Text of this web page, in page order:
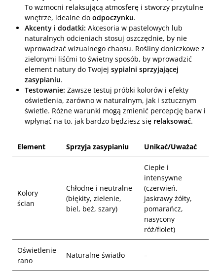
To wzmocni relaksującą atmosferę i stworzy przytulne
wnętrze, idealne do odpoczynku.
Akcenty i dodatki: Akcesoria w pastelowych lub
naturalnych odcieniach stosuj oszczędnie, by nie
wprowadzać wizualnego chaosu. Rośliny doniczkowe z
zielonymi liśćmi to świetny sposób, by wprowadzić
element natury do Twojej sypialni sprzyjającej
zasypianiu.
Testowanie: Zawsze testuj próbki kolorów i efekty
oświetlenia, zarówno w naturalnym, jak i sztucznym
świetle. Różne warunki mogą zmienić percepcję barw i
wpłynąć na to, jak bardzo będziesz się relaksować.
Element Sprzyja zasypianiu Unikać/Uważać
Kolory
ścian
Chłodne i neutralne
(błękity, zielenie,
biel, beż, szary)
Ciepłe i
intensywne
(czerwień,
jaskrawy żółty,
pomarańcz,
nasycony
róż/fiolet)
Oświetlenie
rano
Naturalne światło –